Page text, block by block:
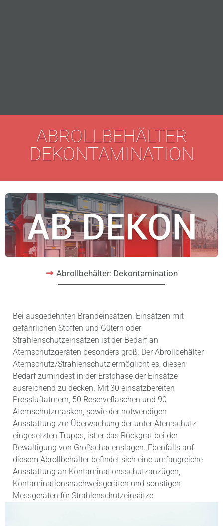
ABROLLBEHÄLTER
DEKONTAMINATION
Abrollbehälter: Dekontamination
Bei ausgedehnten Brandeinsätzen, Einsätzen mit
gefährlichen Stoffen und Gütern oder
Strahlenschutzeinsätzen ist der Bedarf an
Atemschutzgeräten besonders groß. Der Abrollbehälter
Atemschutz/Strahlenschutz ermöglicht es, diesen
Bedarf zumindest in der Erstphase der Einsätze
ausreichend zu decken. Mit 30 einsatzbereiten
Pressluftatmern, 50 Reserveflaschen und 90
Atemschutzmasken, sowie der notwendigen
Ausstattung zur Überwachung der unter Atemschutz
eingesetzten Trupps, ist er das Rückgrat bei der
Bewältigung von Großschadenslagen. Ebenfalls auf
diesem Abrollbehälter befindet sich eine umfangreiche
Ausstattung an Kontaminationsschutzanzügen,
Kontaminationsnachweisgeräten und sonstigen
Messgeräten für Strahlenschutzeinsätze.